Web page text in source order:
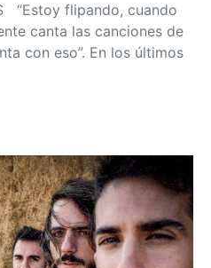
“Estoy flipando, cuando
canta las canciones de
con eso”. En los últimos